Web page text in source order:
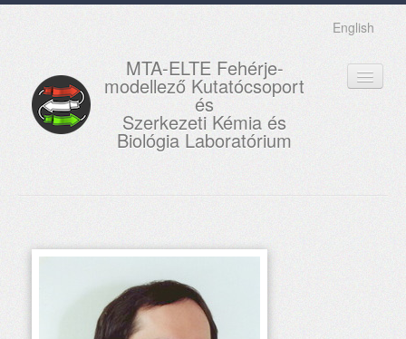
English
MTA-ELTE Fehérje-
modellező Kutatócsoport
és
Szerkezeti Kémia és
Biológia Laboratórium
OKTATÁS
MUNKATÁRSAK
AKTUÁLIS